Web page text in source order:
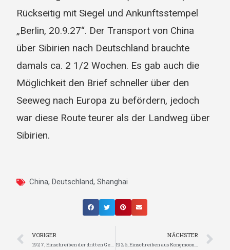
Rückseitig mit Siegel und Ankunftsstempel
„Berlin, 20.9.27“. Der Transport von China
über Sibirien nach Deutschland brauchte
damals ca. 2 1/2 Wochen. Es gab auch die
Möglichkeit den Brief schneller über den
Seeweg nach Europa zu befördern, jedoch
war diese Route teurer als der Landweg über
Sibirien.
China,Deutschland,Shanghai
VORIGER
1927, Einschreiben der dritten Gewichtsstufe nach Berlin (Deutschland)
NÄCHSTER
1926, Einschreiben aus Kongmoon (Jiangmen) nach Cleveland (USA)